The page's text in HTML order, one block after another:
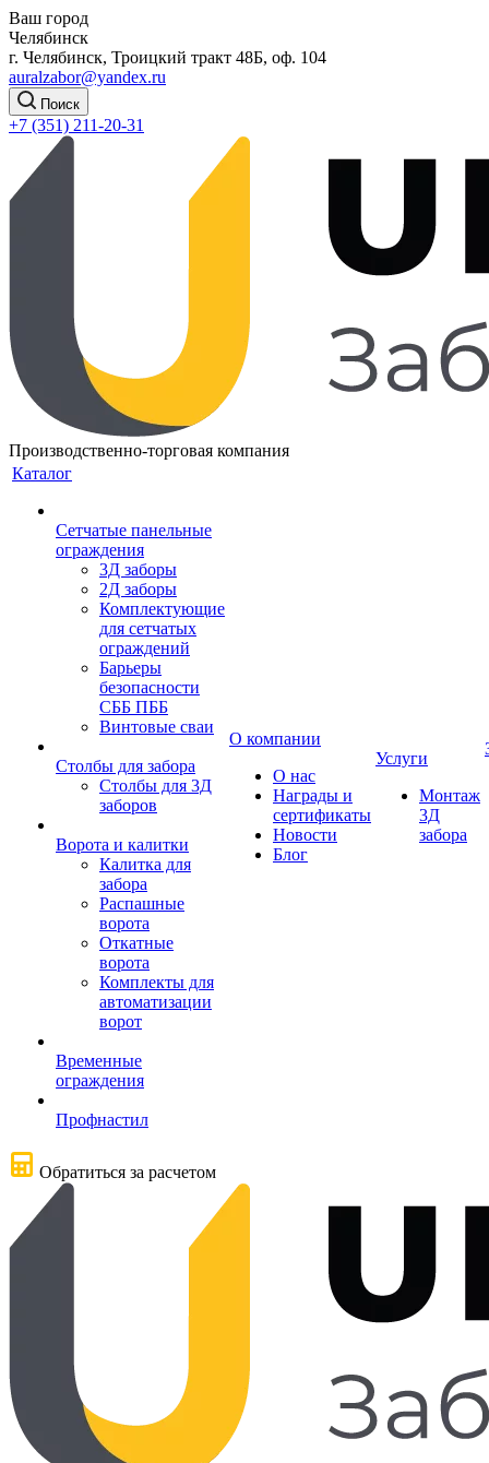
Ваш город
Челябинск
г. Челябинск, Троицкий тракт 48Б, оф. 104
auralzabor@yandex.ru
Поиск
+7 (351) 211-20-31
Производственно-торговая компания
Каталог
Сетчатые панельные
ограждения
3Д заборы
2Д заборы
Комплектующие
для сетчатых
ограждений
Барьеры
безопасности
СББ ПББ
Винтовые сваи
Столбы для забора
Столбы для 3Д
заборов
Ворота и калитки
Калитка для
забора
Распашные
ворота
Откатные
ворота
Комплекты для
автоматизации
ворот
Временные
ограждения
Профнастил
О компании
О нас
Награды и
сертификаты
Новости
Блог
Услуги
Монтаж
3Д
забора
Обратиться за расчетом